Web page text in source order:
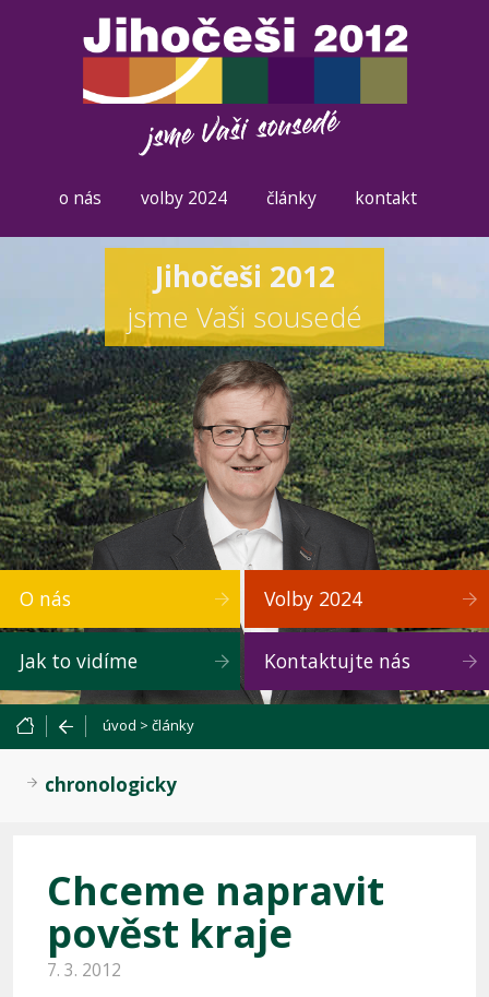
o nás volby 2024 články kontakt
Jihočeši 2012
jsme Vaši sousedé
O nás Volby 2024
Jak to vidíme Kontaktujte nás
úvod > články
chronologicky
Chceme napravit
pověst kraje
7. 3. 2012